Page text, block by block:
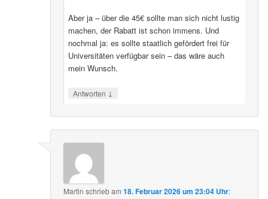
Aber ja – über die 45€ sollte man sich nicht lustig
machen, der Rabatt ist schon immens. Und
nochmal ja: es sollte staatlich gefördert frei für
Universitäten verfügbar sein – das wäre auch
mein Wunsch.
Antworten ↓
Martin schriebam18. Februar 2026 um 23:04 Uhr: